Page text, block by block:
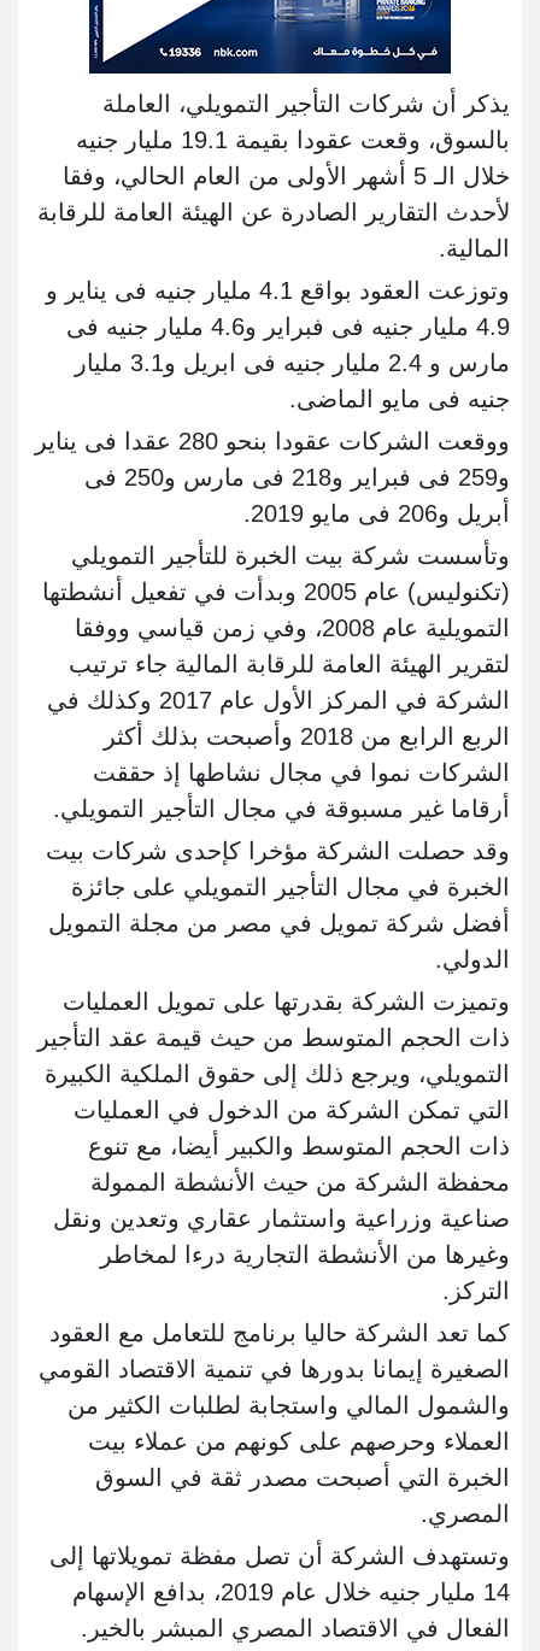
يذكر أن شركات التأجير التمويلي، العاملة
بالسوق، وقعت عقودا بقيمة 19.1 مليار جنيه
خلال الـ 5 أشهر الأولى من العام الحالي، وفقا
لأحدث التقارير الصادرة عن الهيئة العامة للرقابة
المالية.
وتوزعت العقود بواقع 4.1 مليار جنيه فى يناير و
4.9 مليار جنيه فى فبراير و4.6 مليار جنيه فى
مارس و 2.4 مليار جنيه فى ابريل و3.1 مليار
جنيه فى مايو الماضى.
ووقعت الشركات عقودا بنحو 280 عقدا فى يناير
و259 فى فبراير و218 فى مارس و250 فى
أبريل و206 فى مايو 2019.
وتأسست شركة بيت الخبرة للتأجير التمويلي
(تكنوليس) عام 2005 وبدأت في تفعيل أنشطتها
التمويلية عام 2008، وفي زمن قياسي ووفقا
لتقرير الهيئة العامة للرقابة المالية جاء ترتيب
الشركة في المركز الأول عام 2017 وكذلك في
الربع الرابع من 2018 وأصبحت بذلك أكثر
الشركات نموا في مجال نشاطها إذ حققت
أرقاما غير مسبوقة في مجال التأجير التمويلي.
وقد حصلت الشركة مؤخرا كإحدى شركات بيت
الخبرة في مجال التأجير التمويلي على جائزة
أفضل شركة تمويل في مصر من مجلة التمويل
الدولي.
وتميزت الشركة بقدرتها على تمويل العمليات
ذات الحجم المتوسط من حيث قيمة عقد التأجير
التمويلي، ويرجع ذلك إلى حقوق الملكية الكبيرة
التي تمكن الشركة من الدخول في العمليات
ذات الحجم المتوسط والكبير أيضا، مع تنوع
محفظة الشركة من حيث الأنشطة الممولة
صناعية وزراعية واستثمار عقاري وتعدين ونقل
وغيرها من الأنشطة التجارية درءا لمخاطر
التركز.
كما تعد الشركة حاليا برنامج للتعامل مع العقود
الصغيرة إيمانا بدورها في تنمية الاقتصاد القومي
والشمول المالي واستجابة لطلبات الكثير من
العملاء وحرصهم على كونهم من عملاء بيت
الخبرة التي أصبحت مصدر ثقة في السوق
المصري.
وتستهدف الشركة أن تصل مفظة تمويلاتها إلى
14 مليار جنيه خلال عام 2019، بدافع الإسهام
الفعال في الاقتصاد المصري المبشر بالخير.